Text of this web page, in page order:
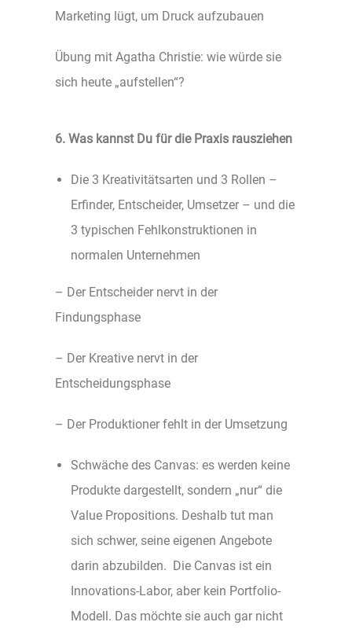
Marketing lügt, um Druck aufzubauen
Übung mit Agatha Christie: wie würde sie
sich heute „aufstellen“?
6. Was kannst Du für die Praxis rausziehen
Die 3 Kreativitätsarten und 3 Rollen –
Erfinder, Entscheider, Umsetzer – und die
3 typischen Fehlkonstruktionen in
normalen Unternehmen
– Der Entscheider nervt in der
Findungsphase
– Der Kreative nervt in der
Entscheidungsphase
– Der Produktioner fehlt in der Umsetzung
Schwäche des Canvas: es werden keine
Produkte dargestellt, sondern „nur“ die
Value Propositions. Deshalb tut man
sich schwer, seine eigenen Angebote
darin abzubilden. Die Canvas ist ein
Innovations-Labor, aber kein Portfolio-
Modell. Das möchte sie auch gar nicht